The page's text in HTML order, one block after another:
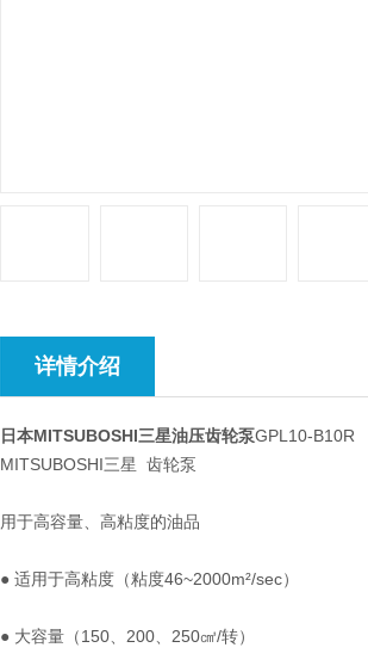
详情介绍
日本MITSUBOSHI三星油压齿轮泵GPL10-B10R
MITSUBOSHI三星 齿轮泵
用于高容量、高粘度的油品
● 适用于高粘度（粘度46~2000m²/sec）
● 大容量（150、200、250㎤/转）